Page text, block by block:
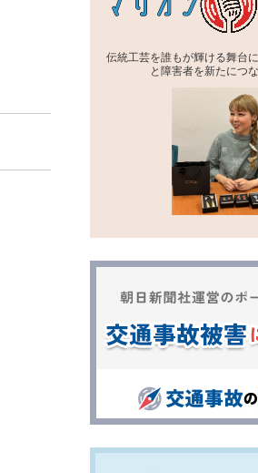
伝統工芸を誰もが輝ける舞台
と障害者を新たにつ